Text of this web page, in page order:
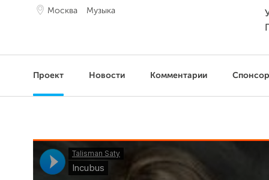
Москва Музыка
Проект Новости Комментарии